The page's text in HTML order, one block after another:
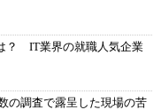
？ IT業界の就職人気企業
の調査で露呈した現場の苦